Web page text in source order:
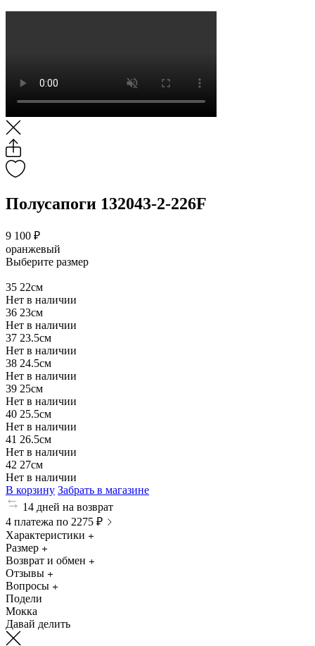
Полусапоги 132043-2-226F
9 100 ₽
оранжевый
Выберите размер
35 22см
Нет в наличии
36 23см
Нет в наличии
37 23.5см
Нет в наличии
38 24.5см
Нет в наличии
39 25см
Нет в наличии
40 25.5см
Нет в наличии
41 26.5см
Нет в наличии
42 27см
Нет в наличии
В корзину Забрать в магазине
14 дней на возврат
4 платежа по 2275 ₽
Характеристики
Размер
Возврат и обмен
Отзывы
Вопросы
Подели
Мокка
Давай делить